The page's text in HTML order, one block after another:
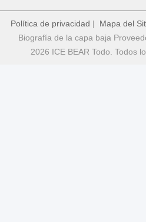
Política de privacidad | Mapa del
Biografía de la capa baja
2026 ICE BEAR Todo. Todos